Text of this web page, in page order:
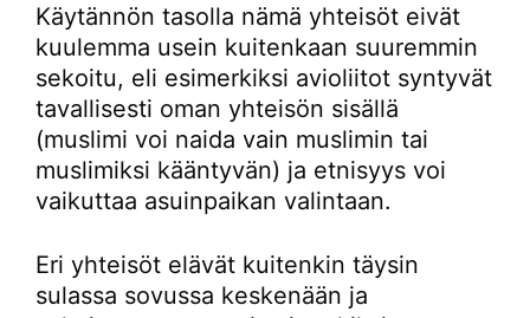
Käytännön tasolla nämä yhteisöt eivät
kuulemma usein kuitenkaan suuremmin
sekoitu, eli esimerkiksi avioliitot syntyvät
tavallisesti oman yhteisön sisällä
(muslimi voi naida vain muslimin tai
muslimiksi kääntyvän) ja etnisyys voi
vaikuttaa asuinpaikan valintaan.
Eri yhteisöt elävät kuitenkin täysin
sulassa sovussa keskenään ja